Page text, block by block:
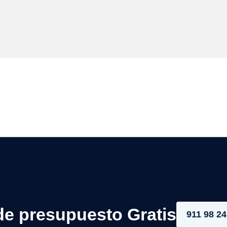
presupuesto Gratis 911 98